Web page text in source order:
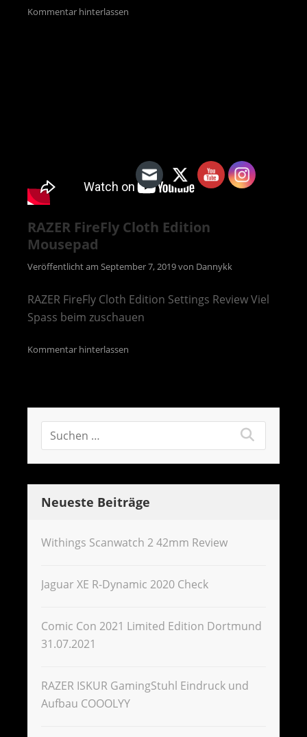
Kommentar hinterlassen
RAZER FireFly Cloth Edition
Mousepad
Veröffentlicht am September 7, 2019von Dannykk
RAZER FireFly Cloth Edition Settings Review Viel
Spass beim zuschauen
Kommentar hinterlassen
Neueste Beiträge
Withings Scanwatch 2 42mm Review
Jaguar XE R-Dynamic 2020 Check
Comic Con 2021 Limited Edition Dortmund
31.07.2021
RAZER ISKUR GamingStuhl Eindruck und
Aufbau COOOLYY